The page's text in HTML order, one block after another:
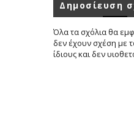
Δημοσίευση
Όλα τα σχόλια θα
δεν έχουν σχέση με
ίδιους και δεν